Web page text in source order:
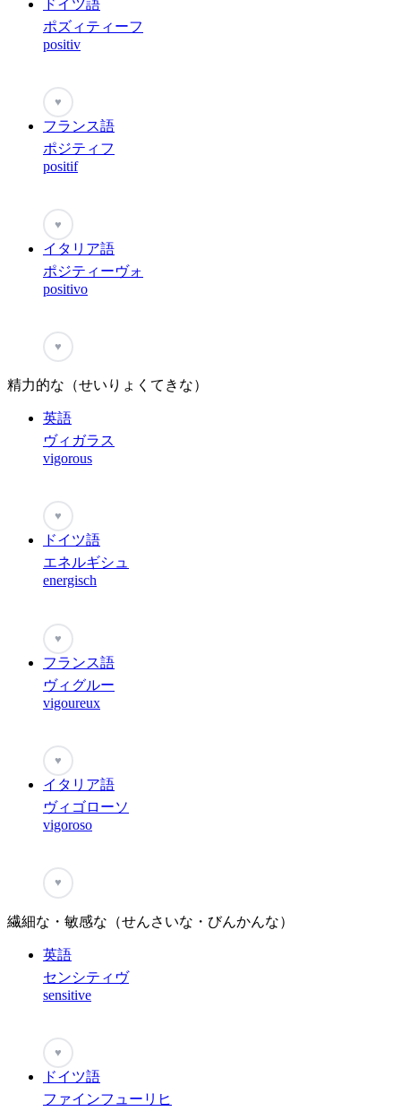
ドイツ語
ポズィティーフ
positiv
♥
フランス語
ポジティフ
positif
♥
イタリア語
ポジティーヴォ
positivo
♥
精力的な（せいりょくてきな）
英語
ヴィガラス
vigorous
♥
ドイツ語
エネルギシュ
energisch
♥
フランス語
ヴィグルー
vigoureux
♥
イタリア語
ヴィゴローソ
vigoroso
♥
繊細な・敏感な（せんさいな・びんかんな）
英語
センシティヴ
sensitive
♥
ドイツ語
ファインフューリヒ